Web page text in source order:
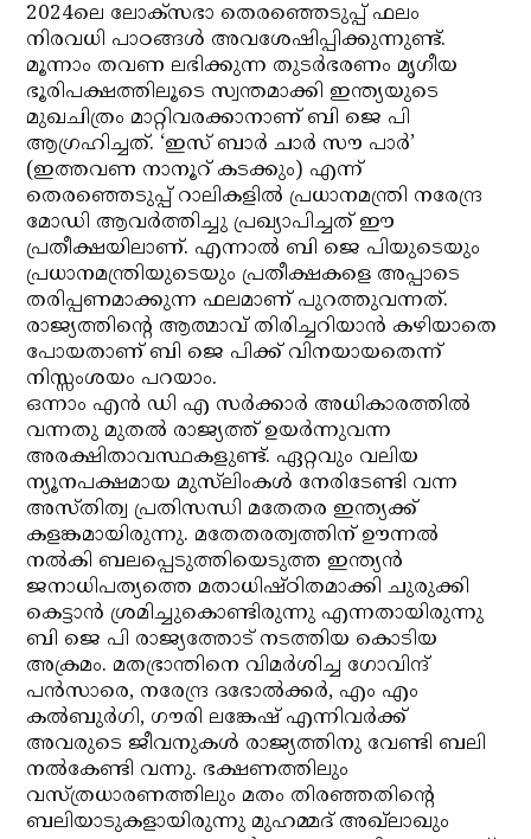
2024ലെ ലോക്‌സഭാ തെരഞ്ഞെടുപ്പ് ഫലം
നിരവധി പാഠങ്ങള്‍ അവശേഷിപ്പിക്കുന്നുണ്ട്.
മൂന്നാം തവണ ലഭിക്കുന്ന തുടര്‍ഭരണം മൃഗീയ
ഭൂരിപക്ഷത്തിലൂടെ സ്വന്തമാക്കി ഇന്ത്യയുടെ
മുഖചിത്രം മാറ്റിവരക്കാനാണ് ബി ജെ പി
ആഗ്രഹിച്ചത്. ‘ഇസ് ബാര്‍ ചാര്‍ സൗ പാര്‍’
(ഇത്തവണ നാനൂറ് കടക്കും) എന്ന്
തെരഞ്ഞെടുപ്പ് റാലികളില്‍ പ്രധാനമന്ത്രി നരേന്ദ്ര
മോഡി ആവര്‍ത്തിച്ചു പ്രഖ്യാപിച്ചത് ഈ
പ്രതീക്ഷയിലാണ്. എന്നാല്‍ ബി ജെ പിയുടെയും
പ്രധാനമന്ത്രിയുടെയും പ്രതീക്ഷകളെ അപ്പാടെ
തരിപ്പണമാക്കുന്ന ഫലമാണ് പുറത്തുവന്നത്.
രാജ്യത്തിന്റെ ആത്മാവ് തിരിച്ചറിയാന്‍ കഴിയാതെ
പോയതാണ് ബി ജെ പിക്ക് വിനയായതെന്ന്
നിസ്സംശയം പറയാം.
ഒന്നാം എന്‍ ഡി എ സര്‍ക്കാര്‍ അധികാരത്തില്‍
വന്നതു മുതല്‍ രാജ്യത്ത് ഉയര്‍ന്നുവന്ന
അരക്ഷിതാവസ്ഥകളുണ്ട്. ഏറ്റവും വലിയ
ന്യൂനപക്ഷമായ മുസ്‌ലിംകള്‍ നേരിടേണ്ടി വന്ന
അസ്തിത്വ പ്രതിസന്ധി മതേതര ഇന്ത്യക്ക്
കളങ്കമായിരുന്നു. മതേതരത്വത്തിന് ഊന്നല്‍
നല്‍കി ബലപ്പെടുത്തിയെടുത്ത ഇന്ത്യന്‍
ജനാധിപത്യത്തെ മതാധിഷ്ഠിതമാക്കി ചുരുക്കി
കെട്ടാന്‍ ശ്രമിച്ചുകൊണ്ടിരുന്നു എന്നതായിരുന്നു
ബി ജെ പി രാജ്യത്തോട് നടത്തിയ കൊടിയ
അക്രമം. മതഭ്രാന്തിനെ വിമര്‍ശിച്ച ഗോവിന്ദ്
പന്‍സാരെ, നരേന്ദ്ര ദഭോല്‍ക്കര്‍, എം എം
കല്‍ബുര്‍ഗി, ഗൗരി ലങ്കേഷ് എന്നിവര്‍ക്ക്
അവരുടെ ജീവനുകള്‍ രാജ്യത്തിനു വേണ്ടി ബലി
നല്‍കേണ്ടി വന്നു. ഭക്ഷണത്തിലും
വസ്ത്രധാരണത്തിലും മതം തിരഞ്ഞതിന്റെ
ബലിയാടുകളായിരുന്നു മുഹമ്മദ് അഖ്‌ലാഖും